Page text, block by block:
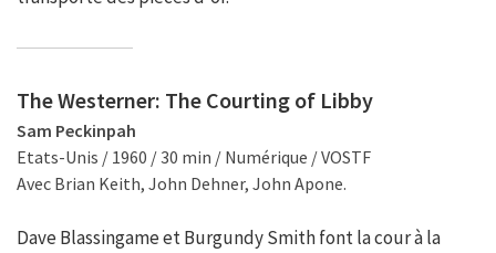
The Westerner: The Courting of Libby
Sam Peckinpah
Etats-Unis / 1960 / 30 min / Numérique / VOSTF
Avec Brian Keith, John Dehner, John Apone.
Dave Blassingame et Burgundy Smith font la cour à la